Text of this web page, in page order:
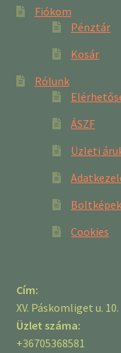
Fiókom
Pénztár
Kosár
Rólunk
ÁSZF
Üzleti
Boltképek
Cookies
Cím:
XV. Páskomliget u. 10.
Üzlet száma:
+36705368581